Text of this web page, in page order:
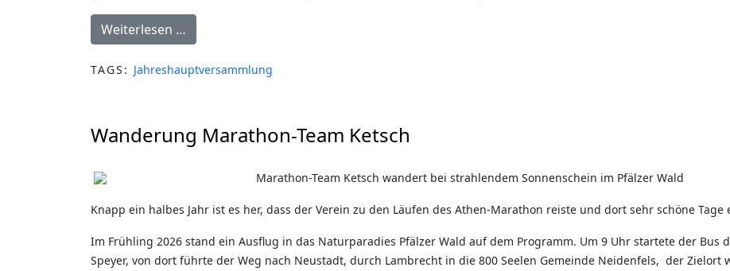
Weiterlesen …
TAGS: Jahreshauptversammlung
Wanderung Marathon-Team Ketsch
Marathon-Team Ketsch wandert bei strahlendem Sonnenschein im Pfälzer Wald
Knapp ein halbes Jahr ist es her, dass der Verein zu den Läufen des Athen-Marathon reiste und dort sehr schöne Tage
Im Frühling 2026 stand ein Ausflug in das Naturparadies Pfälzer Wald auf dem Programm. Um 9 Uhr startete der Bus
Speyer, von dort führte der Weg nach Neustadt, durch Lambrecht in die 800 Seelen Gemeinde Neidenfels, der Zielort